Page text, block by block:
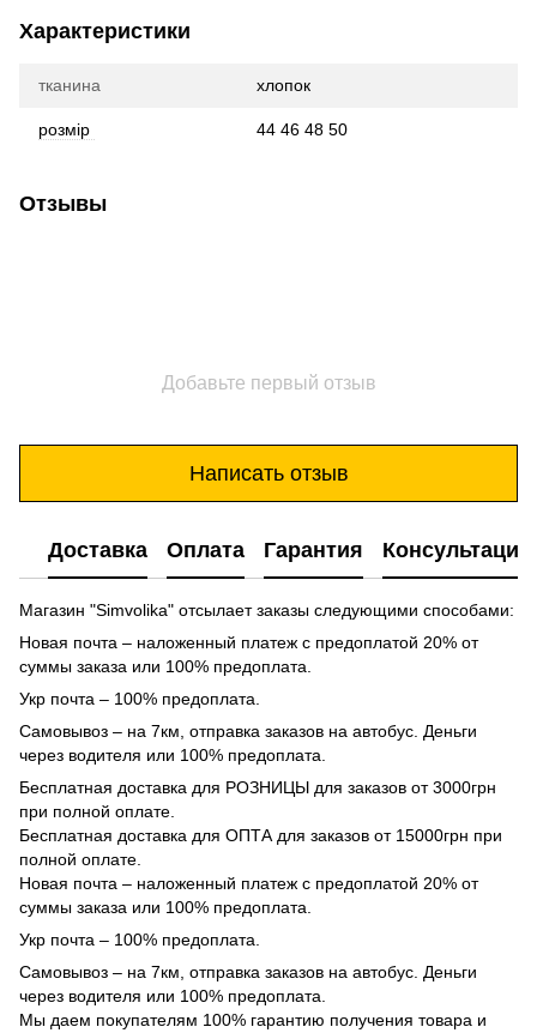
Характеристики
тканина хлопок
розмір 44 46 48 50
Отзывы
Добавьте первый отзыв
Написать отзыв
Доставка Оплата Гарантия Консультация
Магазин "Simvolika" отсылает заказы следующими способами:
Новая почта – наложенный платеж с предоплатой 20% от
суммы заказа или 100% предоплата.
Укр почта – 100% предоплата.
Самовывоз – на 7км, отправка заказов на автобус. Деньги
через водителя или 100% предоплата.
Бесплатная доставка для РОЗНИЦЫ для заказов от 3000грн
при полной оплате.
Бесплатная доставка для ОПТА для заказов от 15000грн при
полной оплате.
Новая почта – наложенный платеж с предоплатой 20% от
суммы заказа или 100% предоплата.
Укр почта – 100% предоплата.
Самовывоз – на 7км, отправка заказов на автобус. Деньги
через водителя или 100% предоплата.
Мы даем покупателям 100% гарантию получения товара и